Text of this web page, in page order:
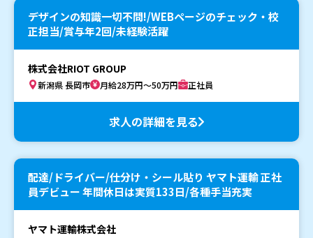
デザインの知識一切不問!/WEBページのチェック・校
正担当/賞与年2回/未経験活躍
株式会社RIOT GROUP
新潟県 長岡市 月給28万円～50万円 正社員
求人の詳細を見る
配達/ドライバー/仕分け・シール貼り ヤマト運輸 正社
員デビュー 年間休日は実質133日/各種手当充実
ヤマト運輸株式会社